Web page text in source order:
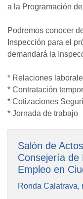
a la Programación
Podremos conocer
Inspección para el
demandará la
* Relaciones
* Contratación
* Cotizaciones
* Jornada de trabajo
Salón de
Consejería de
Empleo en
Ronda Calatrava,